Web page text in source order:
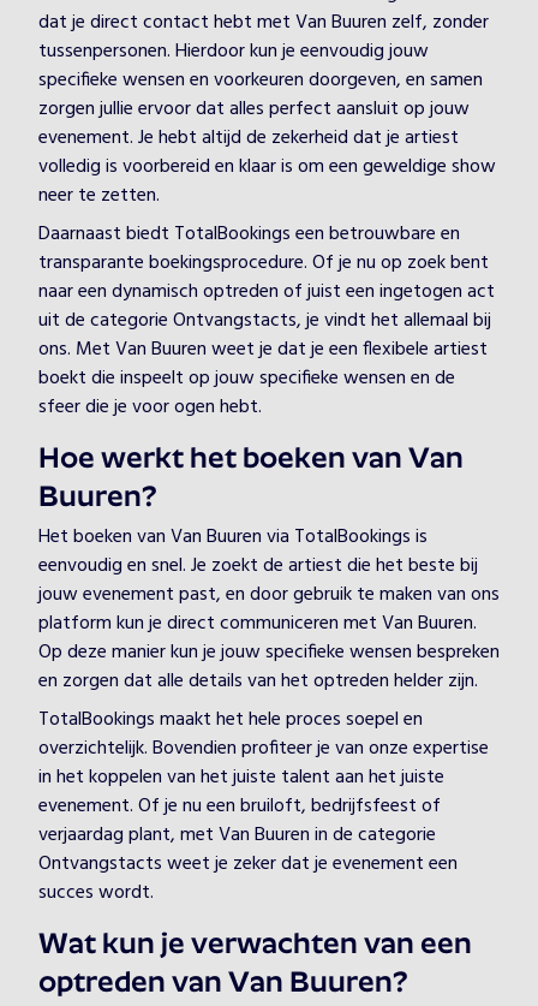
dat je direct contact hebt met Van Buuren zelf, zonder
tussenpersonen. Hierdoor kun je eenvoudig jouw
specifieke wensen en voorkeuren doorgeven, en samen
zorgen jullie ervoor dat alles perfect aansluit op jouw
evenement. Je hebt altijd de zekerheid dat je artiest
volledig is voorbereid en klaar is om een geweldige show
neer te zetten.
Daarnaast biedt TotalBookings een betrouwbare en
transparante boekingsprocedure. Of je nu op zoek bent
naar een dynamisch optreden of juist een ingetogen act
uit de categorie Ontvangstacts, je vindt het allemaal bij
ons. Met Van Buuren weet je dat je een flexibele artiest
boekt die inspeelt op jouw specifieke wensen en de
sfeer die je voor ogen hebt.
Hoe werkt het boeken van Van
Buuren?
Het boeken van Van Buuren via TotalBookings is
eenvoudig en snel. Je zoekt de artiest die het beste bij
jouw evenement past, en door gebruik te maken van ons
platform kun je direct communiceren met Van Buuren.
Op deze manier kun je jouw specifieke wensen bespreken
en zorgen dat alle details van het optreden helder zijn.
TotalBookings maakt het hele proces soepel en
overzichtelijk. Bovendien profiteer je van onze expertise
in het koppelen van het juiste talent aan het juiste
evenement. Of je nu een bruiloft, bedrijfsfeest of
verjaardag plant, met Van Buuren in de categorie
Ontvangstacts weet je zeker dat je evenement een
succes wordt.
Wat kun je verwachten van een
optreden van Van Buuren?